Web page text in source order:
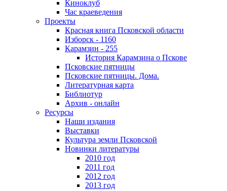
Киноклуб
Час краеведения
Проекты
Красная книга Псковской области
Изборск - 1160
Карамзин - 255
История Карамзина о Пскове
Псковские пятницы
Псковские пятницы. Дома.
Литературная карта
Библиотур
Архив - онлайн
Ресурсы
Наши издания
Выставки
Культура земли Псковской
Новинки литературы
2010 год
2011 год
2012 год
2013 год